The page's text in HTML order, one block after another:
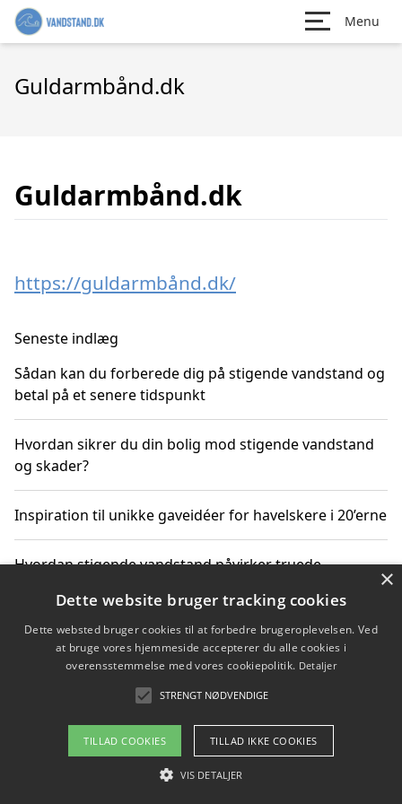
Menu
Guldarmbånd.dk
Guldarmbånd.dk
https://guldarmbånd.dk/
Seneste indlæg
Sådan kan du forberede dig på stigende vandstand og
betal på et senere tidspunkt
Hvordan sikrer du din bolig mod stigende vandstand
og skader?
Inspiration til unikke gaveidéer for havelskere i 20’erne
Hvordan stigende vandstand påvirker truede
Sådan vælger du de bedste vandrerygsække til
vandreture i Danmark
Copyright 2026 - Pilanto Aps
Om / kontakt
×
Dette website bruger tracking cookies
Dette websted bruger cookies til at forbedre brugeroplevelsen. Ved
at bruge vores hjemmeside accepterer du alle cookies i
overensstemmelse med vores cookiepolitik. Detaljer
STRENGT NØDVENDIGE
TILLAD COOKIES TILLAD IKKE COOKIES
VIS DETALJER